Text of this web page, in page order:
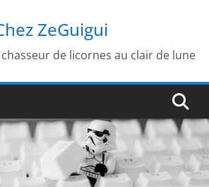
ZeGuigui
de licornes au clair de lune